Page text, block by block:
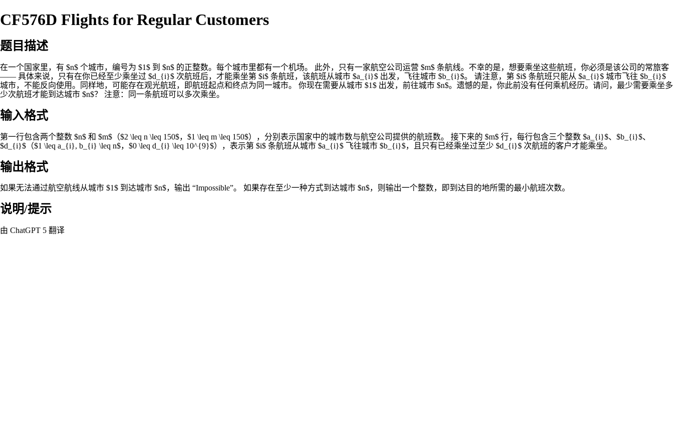
CF576D Flights for Regular Customers
题目描述
在一个国家里，有 $n$ 个城市，编号为 $1$ 到 $n$ 的正整数。每个城市里都有一个机场。 此外，只有一家航空公司运营 $m$ 条航线。不幸的是，想要乘坐这些航班，你必须是该公司的常旅客
—— 具体来说，只有在你已经至少乘坐过 $d_{i}$ 次航班后，才能乘坐第 $i$ 条航班，该航班从城市 $a_{i}$ 出发，飞往城市 $b_{i}$。 请注意，第 $i$ 条航班只能从 $a_{i}$ 城市飞往 $b_{i}$
城市，不能反向使用。同样地，可能存在观光航班，即航班起点和终点为同一城市。 你现在需要从城市 $1$ 出发，前往城市 $n$。遗憾的是，你此前没有任何乘机经历。请问，最少需要乘坐多
少次航班才能到达城市 $n$？ 注意：同一条航班可以多次乘坐。
输入格式
第一行包含两个整数 $n$ 和 $m$（$2 \leq n \leq 150$，$1 \leq m \leq 150$），分别表示国家中的城市数与航空公司提供的航班数。 接下来的 $m$ 行，每行包含三个整数 $a_{i}$、$b_{i}$、
$d_{i}$（$1 \leq a_{i}, b_{i} \leq n$，$0 \leq d_{i} \leq 10^{9}$），表示第 $i$ 条航班从城市 $a_{i}$ 飞往城市 $b_{i}$，且只有已经乘坐过至少 $d_{i}$ 次航班的客户才能乘坐。
输出格式
如果无法通过航空航线从城市 $1$ 到达城市 $n$，输出 “Impossible”。 如果存在至少一种方式到达城市 $n$，则输出一个整数，即到达目的地所需的最小航班次数。
说明/提示
由 ChatGPT 5 翻译